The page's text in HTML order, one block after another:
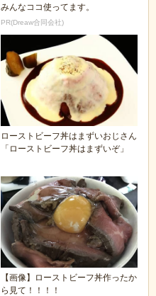
みんなココ使ってます。
PR(Dreaw合同会社)
ローストビーフ丼はまずいおじさん
「ローストビーフ丼はまずいぞ」
【画像】ローストビーフ丼作ったか
ら見て！！！！